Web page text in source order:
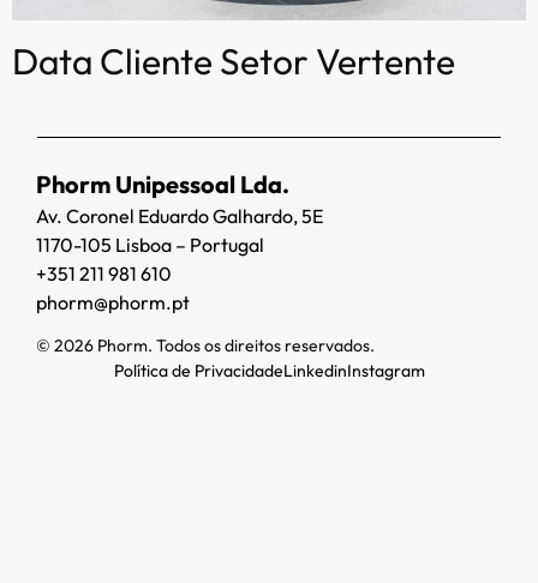
Data Cliente Setor Vertente
Phorm Unipessoal Lda.
Av. Coronel Eduardo Galhardo, 5E
1170-105 Lisboa – Portugal
+351 211 981 610
phorm@phorm.pt
© 2026 Phorm. Todos os direitos reservados.
Política de PrivacidadeLinkedinInstagram